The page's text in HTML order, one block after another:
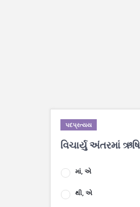
પદપ્રત્યય
વિચાર્યુ અંતરમાં
માં, એ
થી, એ